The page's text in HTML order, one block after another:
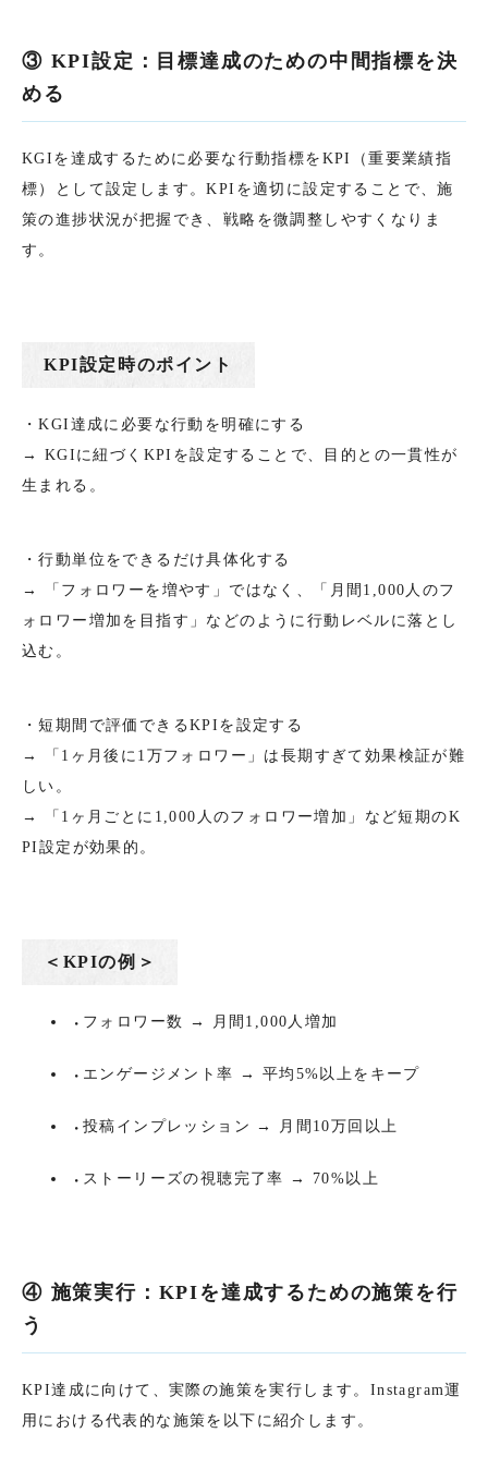
③ KPI設定：目標達成のための中間指標を決
める
KGIを達成するために必要な行動指標をKPI（重要業績指
標）として設定します。KPIを適切に設定することで、施
策の進捗状況が把握でき、戦略を微調整しやすくなりま
す。
KPI設定時のポイント
・KGI達成に必要な行動を明確にする
→ KGIに紐づくKPIを設定することで、目的との一貫性が
生まれる。
・行動単位をできるだけ具体化する
→ 「フォロワーを増やす」ではなく、「月間1,000人のフ
ォロワー増加を目指す」などのように行動レベルに落とし
込む。
・短期間で評価できるKPIを設定する
→ 「1ヶ月後に1万フォロワー」は長期すぎて効果検証が難
しい。
→ 「1ヶ月ごとに1,000人のフォロワー増加」など短期のK
PI設定が効果的。
＜KPIの例＞
フォロワー数 → 月間1,000人増加
エンゲージメント率 → 平均5%以上をキープ
投稿インプレッション → 月間10万回以上
ストーリーズの視聴完了率 → 70%以上
④ 施策実行：KPIを達成するための施策を行
う
KPI達成に向けて、実際の施策を実行します。Instagram運
用における代表的な施策を以下に紹介します。